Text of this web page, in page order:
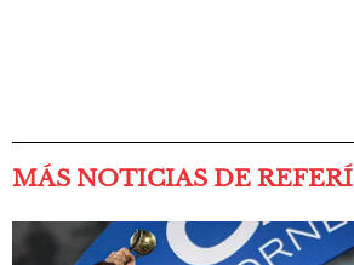
MÁS NOTICIAS DE REFERÍ